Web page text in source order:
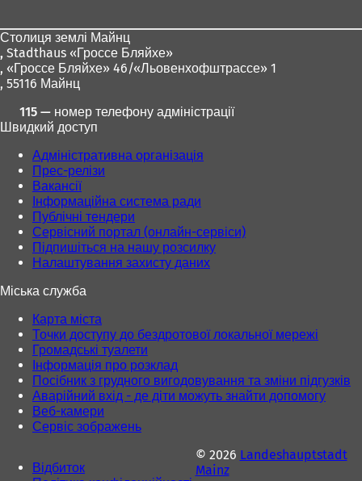
Столиця землі Майнц
, Stadthaus «Гроссе Бляйхе»
, «Гроссе Бляйхе» 46/«Льовенхофштрассе» 1
, 55116 Майнц
115 — номер телефону адміністрації
Швидкий доступ
Адміністративна організація
Прес-релізи
Вакансії
Інформаційна система ради
Публічні тендери
Сервісний портал (онлайн-сервіси)
Підпишіться на нашу розсилку
Налаштування захисту даних
Міська служба
Карта міста
Точки доступу до бездротової локальної мережі
Громадські туалети
Інформація про розклад
Посібник з грудного вигодовування та зміни підгузків
Аварійний вхід - де діти можуть знайти допомогу
Веб-камери
Сервіс зображень
Відбиток
© 2026 Landeshauptstadt
Mainz